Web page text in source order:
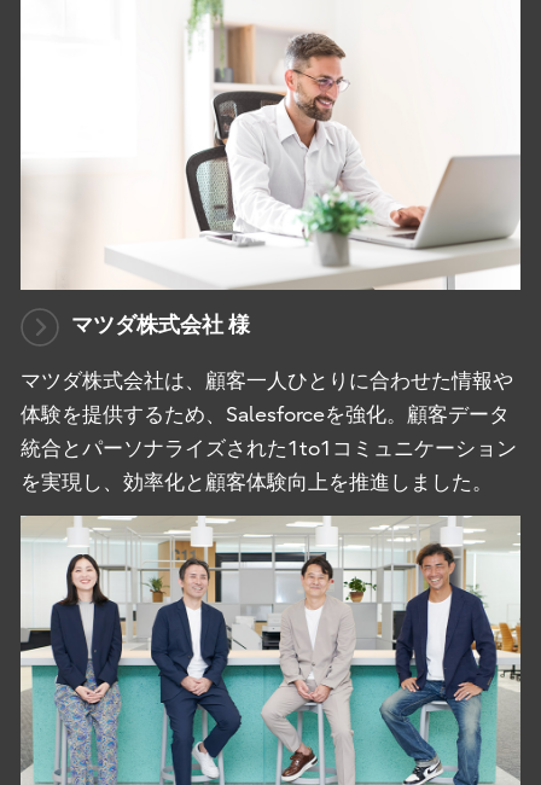
マツダ株式会社 様
マツダ株式会社は、顧客一人ひとりに合わせた情報や
体験を提供するため、Salesforceを強化。顧客データ
統合とパーソナライズされた1to1コミュニケーション
を実現し、効率化と顧客体験向上を推進しました。